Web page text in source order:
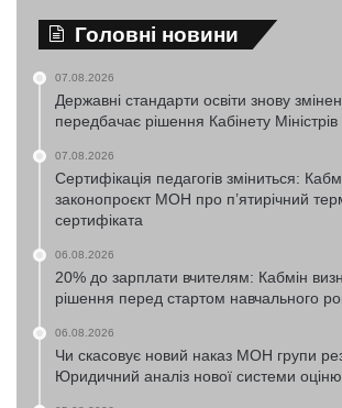
Головні новини
07.08.2026
Державні стандарти освіти знову
передбачає рішення Кабінету Міністрів
07.08.2026
Сертифікація педагогів зміниться:
законопроєкт МОН про п’ятирічний
сертифіката
06.08.2026
20% до зарплати вчителям: Кабмін
рішення перед стартом навчального
06.08.2026
Чи скасовує новий наказ МОН групи
Юридичний аналіз нової системи